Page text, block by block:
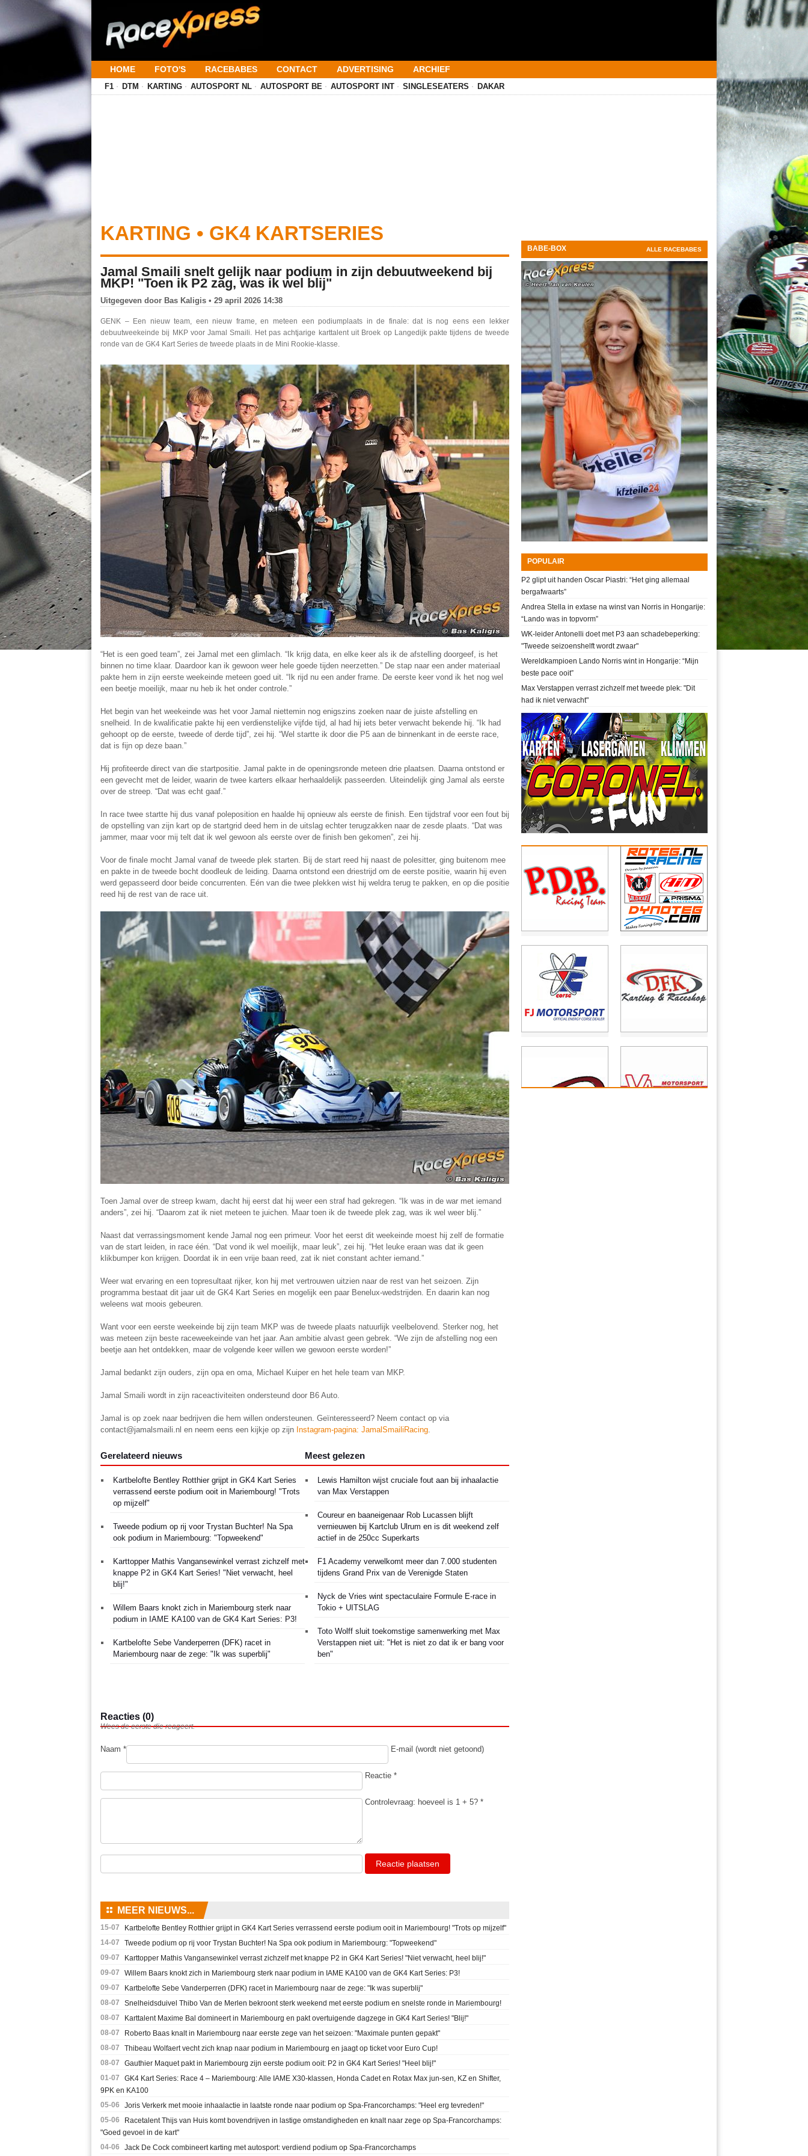
HOME FOTO'S RACEBABES CONTACT ADVERTISING ARCHIEF
F1 DTM KARTING AUTOSPORT NL AUTOSPORT BE AUTOSPORT INT SINGLESEATERS DAKAR
KARTING • GK4 KARTSERIES
Jamal Smaili snelt gelijk naar podium in zijn debuutweekend bij
MKP! "Toen ik P2 zag, was ik wel blij"
Uitgegeven door Bas Kaligis • 29 april 2026 14:38
GENK – Een nieuw team, een nieuw frame, en meteen een podiumplaats in de finale: dat is nog eens een lekker
debuutweekeinde bij MKP voor Jamal Smaili. Het pas achtjarige karttalent uit Broek op Langedijk pakte tijdens de tweede
ronde van de GK4 Kart Series de tweede plaats in de Mini Rookie-klasse.
“Het is een goed team”, zei Jamal met een glimlach. “Ik krijg data, en elke keer als ik de afstelling doorgeef, is het
binnen no time klaar. Daardoor kan ik gewoon weer hele goede tijden neerzetten.” De stap naar een ander materiaal
pakte hem in zijn eerste weekeinde meteen goed uit. “Ik rijd nu een ander frame. De eerste keer vond ik het nog wel
een beetje moeilijk, maar nu heb ik het onder controle.”
Het begin van het weekeinde was het voor Jamal niettemin nog enigszins zoeken naar de juiste afstelling en
snelheid. In de kwalificatie pakte hij een verdienstelijke vijfde tijd, al had hij iets beter verwacht bekende hij. “Ik had
gehoopt op de eerste, tweede of derde tijd”, zei hij. “Wel startte ik door die P5 aan de binnenkant in de eerste race,
dat is fijn op deze baan.”
Hij profiteerde direct van die startpositie. Jamal pakte in de openingsronde meteen drie plaatsen. Daarna ontstond er
een gevecht met de leider, waarin de twee karters elkaar herhaaldelijk passeerden. Uiteindelijk ging Jamal als eerste
over de streep. “Dat was echt gaaf.”
In race twee startte hij dus vanaf poleposition en haalde hij opnieuw als eerste de finish. Een tijdstraf voor een fout bij
de opstelling van zijn kart op de startgrid deed hem in de uitslag echter terugzakken naar de zesde plaats. “Dat was
jammer, maar voor mij telt dat ik wel gewoon als eerste over de finish ben gekomen”, zei hij.
Voor de finale mocht Jamal vanaf de tweede plek starten. Bij de start reed hij naast de polesitter, ging buitenom mee
en pakte in de tweede bocht doodleuk de leiding. Daarna ontstond een driestrijd om de eerste positie, waarin hij even
werd gepasseerd door beide concurrenten. Eén van die twee plekken wist hij weldra terug te pakken, en op die positie
reed hij de rest van de race uit.
Toen Jamal over de streep kwam, dacht hij eerst dat hij weer een straf had gekregen. “Ik was in de war met iemand
anders”, zei hij. “Daarom zat ik niet meteen te juichen. Maar toen ik de tweede plek zag, was ik wel weer blij.”
Naast dat verrassingsmoment kende Jamal nog een primeur. Voor het eerst dit weekeinde moest hij zelf de formatie
van de start leiden, in race één. “Dat vond ik wel moeilijk, maar leuk”, zei hij. “Het leuke eraan was dat ik geen
klikbumper kon krijgen. Doordat ik in een vrije baan reed, zat ik niet constant achter iemand.”
Weer wat ervaring en een topresultaat rijker, kon hij met vertrouwen uitzien naar de rest van het seizoen. Zijn
programma bestaat dit jaar uit de GK4 Kart Series en mogelijk een paar Benelux-wedstrijden. En daarin kan nog
weleens wat moois gebeuren.
Want voor een eerste weekeinde bij zijn team MKP was de tweede plaats natuurlijk veelbelovend. Sterker nog, het
was meteen zijn beste raceweekeinde van het jaar. Aan ambitie alvast geen gebrek. “We zijn de afstelling nog een
beetje aan het ontdekken, maar de volgende keer willen we gewoon eerste worden!”
Jamal bedankt zijn ouders, zijn opa en oma, Michael Kuiper en het hele team van MKP.
Jamal Smaili wordt in zijn raceactiviteiten ondersteund door B6 Auto.
Jamal is op zoek naar bedrijven die hem willen ondersteunen. Geïnteresseerd? Neem contact op via
contact@jamalsmaili.nl en neem eens een kijkje op zijn Instagram-pagina: JamalSmailiRacing
Gerelateerd nieuws
Kartbelofte Bentley Rotthier grijpt in GK4 Kart Series
verrassend eerste podium ooit in Mariembourg! "Trots
op mijzelf"
Tweede podium op rij voor Trystan Buchter! Na Spa
ook podium in Mariembourg: "Topweekend"
Karttopper Mathis Vangansewinkel verrast zichzelf met
knappe P2 in GK4 Kart Series! "Niet verwacht, heel
blij!"
Willem Baars knokt zich in Mariembourg sterk naar
podium in IAME KA100 van de GK4 Kart Series: P3!
Kartbelofte Sebe Vanderperren (DFK) racet in
Mariembourg naar de zege: "Ik was superblij"
Meest gelezen
Lewis Hamilton wijst cruciale fout aan bij inhaalactie
van Max Verstappen
Coureur en baaneigenaar Rob Lucassen blijft
vernieuwen bij Kartclub Ulrum en is dit weekend zelf
actief in de 250cc Superkarts
F1 Academy verwelkomt meer dan 7.000 studenten
tijdens Grand Prix van de Verenigde Staten
Nyck de Vries wint spectaculaire Formule E-race in
Tokio + UITSLAG
Toto Wolff sluit toekomstige samenwerking met Max
Verstappen niet uit: "Het is niet zo dat ik er bang voor
ben"
Reacties (0)
Wees de eerste die reageert.
Naam * E-mail (wordt niet getoond)
Reactie *
Controlevraag: hoeveel is 1 + 5? *
Reactie plaatsen
⚏ MEER NIEUWS...
15-07
Kartbelofte Bentley Rotthier grijpt in GK4 Kart Series verrassend eerste podium ooit in Mariembourg! "Trots op mijzelf"
14-07
Tweede podium op rij voor Trystan Buchter! Na Spa ook podium in Mariembourg: "Topweekend"
09-07
Karttopper Mathis Vangansewinkel verrast zichzelf met knappe P2 in GK4 Kart Series! "Niet verwacht, heel blij!"
09-07
Willem Baars knokt zich in Mariembourg sterk naar podium in IAME KA100 van de GK4 Kart Series: P3!
09-07
Kartbelofte Sebe Vanderperren (DFK) racet in Mariembourg naar de zege: "Ik was superblij"
08-07
Snelheidsduivel Thibo Van de Merlen bekroont sterk weekend met eerste podium en snelste ronde in Mariembourg!
08-07
Karttalent Maxime Bal domineert in Mariembourg en pakt overtuigende dagzege in GK4 Kart Series! "Blij!"
08-07
Roberto Baas knalt in Mariembourg naar eerste zege van het seizoen: "Maximale punten gepakt"
08-07
Thibeau Wolfaert vecht zich knap naar podium in Mariembourg en jaagt op ticket voor Euro Cup!
08-07
Gauthier Maquet pakt in Mariembourg zijn eerste podium ooit: P2 in GK4 Kart Series! "Heel blij!"
01-07
GK4 Kart Series: Race 4 – Mariembourg: Alle IAME X30-klassen, Honda Cadet en Rotax Max jun-sen, KZ en Shifter,
9PK en KA100
05-06
Joris Verkerk met mooie inhaalactie in laatste ronde naar podium op Spa-Francorchamps: "Heel erg tevreden!"
05-06
Racetalent Thijs van Huis komt bovendrijven in lastige omstandigheden en knalt naar zege op Spa-Francorchamps:
"Goed gevoel in de kart"
04-06
Jack De Cock combineert karting met autosport: verdiend podium op Spa-Francorchamps
BABE-BOX ALLE RACEBABES
POPULAIR
P2 glipt uit handen Oscar Piastri: “Het ging allemaal
bergafwaarts”
Andrea Stella in extase na winst van Norris in Hongarije:
“Lando was in topvorm”
WK-leider Antonelli doet met P3 aan schadebeperking:
"Tweede seizoenshelft wordt zwaar"
Wereldkampioen Lando Norris wint in Hongarije: “Mijn
beste pace ooit”
Max Verstappen verrast zichzelf met tweede plek: "Dit
had ik niet verwacht"